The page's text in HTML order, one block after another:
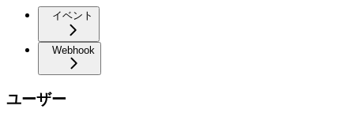
イベント
Webhook
ユーザー